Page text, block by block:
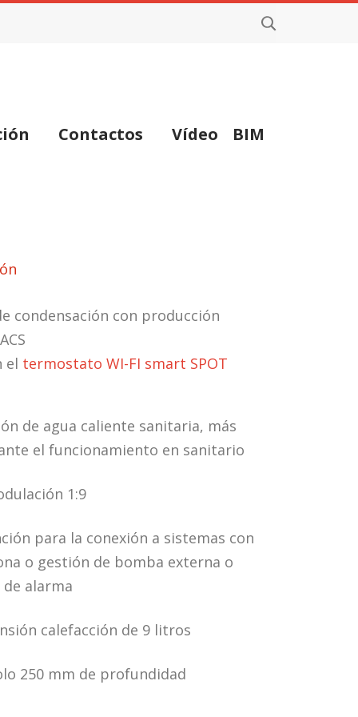
Contactos Vídeo BIM
condensación con producción
el termostato WI-FI smart SPOT
de agua caliente sanitaria, más
el funcionamiento en sanitario
1:9
para la conexión a sistemas con
o gestión de bomba externa o
alarma
calefacción de 9 litros
250 mm de profundidad